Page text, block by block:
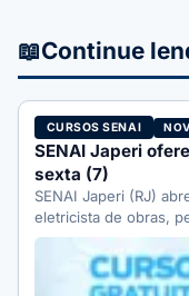
📖Continue
CURSOS SENAI
SENAI Japeri
sexta (7)
SENAI Japeri (RJ)
eletricista de obras,
…